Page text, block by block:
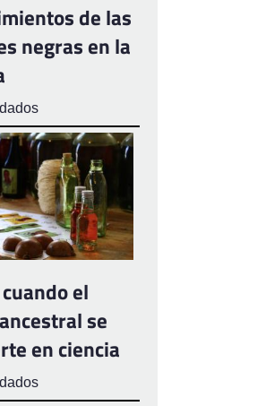
de las
negras en la
el
se
en ciencia